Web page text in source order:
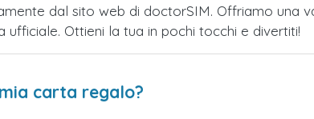
dal sito web di doctorSIM. Offriamo una
Ottieni la tua in pochi tocchi e divertiti!
carta regalo?